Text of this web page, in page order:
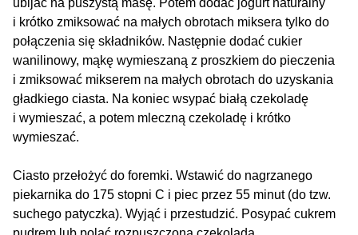
ubijać na puszystą masę. Potem dodać jogurt naturalny
i krótko zmiksować na małych obrotach miksera tylko do
połączenia się składników. Następnie dodać cukier
wanilinowy, mąkę wymieszaną z proszkiem do pieczenia
i zmiksować mikserem na małych obrotach do uzyskania
gładkiego ciasta. Na koniec wsypać białą czekoladę
i wymieszać, a potem mleczną czekoladę i krótko
wymieszać.
Ciasto przełożyć do foremki. Wstawić do nagrzanego
piekarnika do 175 stopni C i piec przez 55 minut (do tzw.
suchego patyczka). Wyjąć i przestudzić. Posypać cukrem